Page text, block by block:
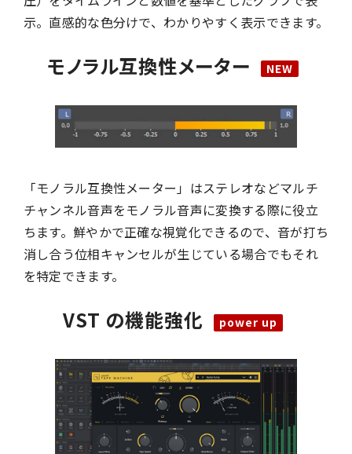
示。直感的な色分けで、わかりやすく表示できます。
モノラル互換性メーター
「モノラル互換性メーター」はステレオなどマルチ
チャンネル音声をモノラル音声に変換する際に役立
ちます。鮮やかで正確な視覚化できるので、音が打ち
消し合う位相キャンセルが生じている場合でもそれ
を特定できます。
VST の機能強化